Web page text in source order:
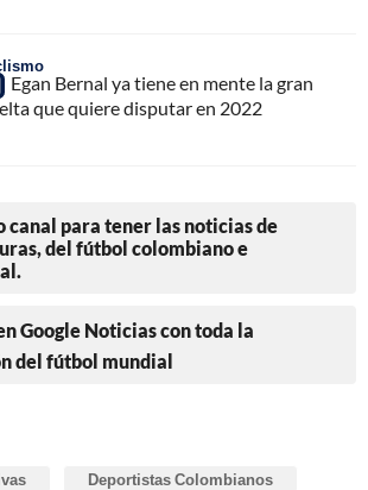
Egan Bernal ya tiene en mente la gran
que quiere disputar en 2022
canal para tener las noticias de
del fútbol colombiano e
Google Noticias con toda la
del fútbol mundial
Deportistas Colombianos